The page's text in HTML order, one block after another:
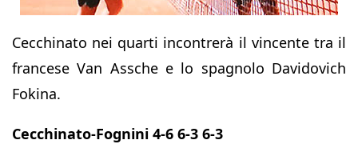
Cecchinato nei quarti incontrerà il vincente tra il
francese Van Assche e lo spagnolo Davidovich
Fokina.
Cecchinato-Fognini 4-6 6-3 6-3